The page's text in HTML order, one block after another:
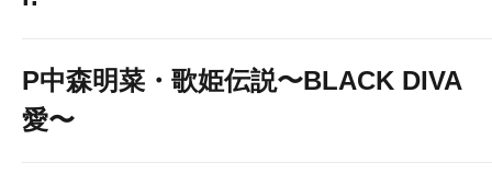
P中森明菜・歌姫伝説〜BLACK DIVA
愛〜